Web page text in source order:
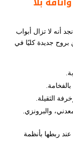
أنه لا تزال أبواب
بروح جديدة كليًا في
الثقيلة.
والبرونزي.
ربطها بأنظمة